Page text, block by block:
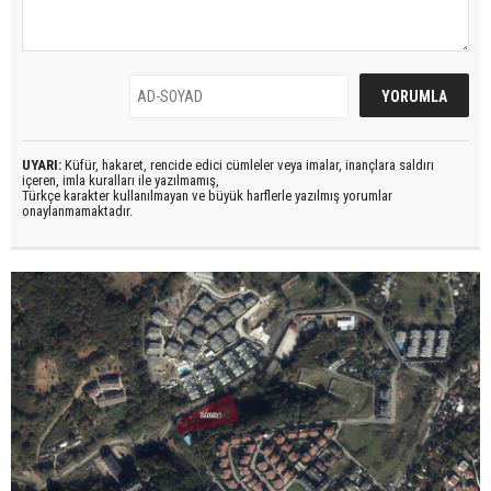
UYARI: Küfür, hakaret, rencide edici cümleler veya imalar, inançlara saldırı
içeren, imla kuralları ile yazılmamış,
Türkçe karakter kullanılmayan ve büyük harflerle yazılmış yorumlar
onaylanmamaktadır.